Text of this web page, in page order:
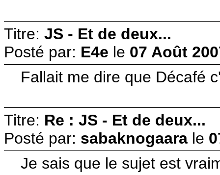
Titre: JS - Et de deux...
Posté par: E4e le 07 Août
Fallait me dire que Décafé
Titre: Re : JS - Et de deux...
Posté par: sabaknogaara le
Je sais que le sujet est